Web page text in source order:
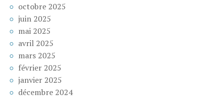
octobre 2025
juin 2025
mai 2025
avril 2025
mars 2025
février 2025
janvier 2025
décembre 2024